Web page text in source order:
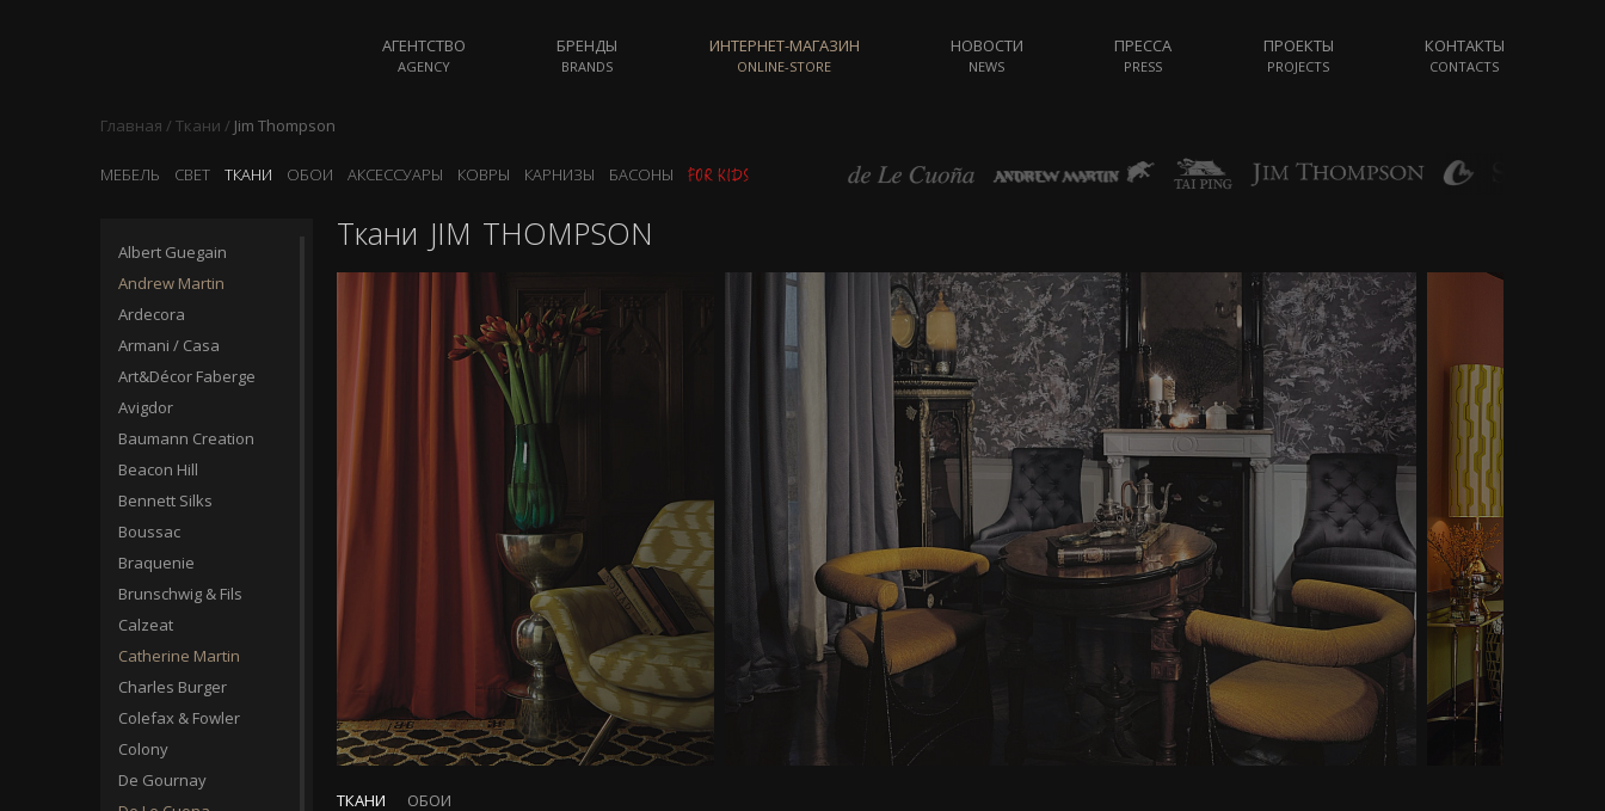
АГЕНТСТВО
AGENCY
БРЕНДЫ
BRANDS
ИНТЕРНЕТ-МАГАЗИН
ONLINE-STORE
НОВОСТИ
NEWS
ПРЕССА
PRESS
ПРОЕКТЫ
PROJECTS
КОНТАКТЫ
CONTACTS
Главная / Ткани / Jim Thompson
МЕБЕЛЬ СВЕТ ТКАНИ ОБОИ АКСЕССУАРЫ КОВРЫ КАРНИЗЫ БАСОНЫ
Albert Guegain
Andrew Martin
Ardecora
Armani / Casa
Art&Décor Faberge
Avigdor
Baumann Creation
Beacon Hill
Bennett Silks
Boussac
Braquenie
Brunschwig & Fils
Calzeat
Catherine Martin
Charles Burger
Colefax & Fowler
Colony
De Gournay
Ткани JIM THOMPSON
ТКАНИ ОБОИ